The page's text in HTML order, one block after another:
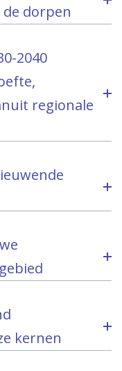
dorpen
2040
regionale
kernen